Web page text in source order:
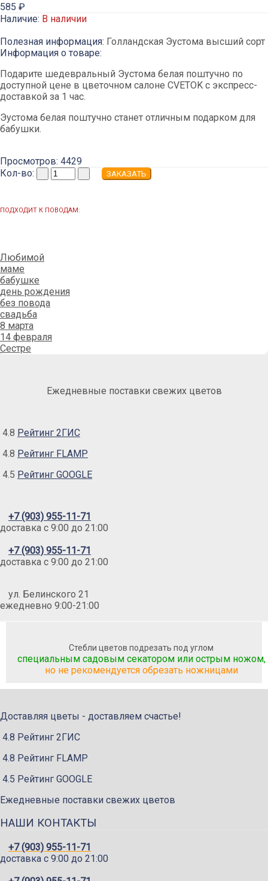
585 ₽
Наличие: В наличии
Полезная информация: Голландская Эустома высший сорт
Информация о товаре:
Подарите шедевральный Эустома белая поштучно по
доступной цене в цветочном салоне CVETOK с экспресс-
доставкой за 1 час.
Эустома белая поштучно станет отличным подарком для
бабушки.
Просмотров: 4429
Кол-во:
ПОДХОДИТ К ПОВОДАМ:
Любимой
маме
бабушке
день рождения
без повода
свадьба
8 марта
14 февраля
Сестре
Ежедневные поставки свежих цветов
4.8 Рейтинг 2ГИС
4.8 Рейтинг FLAMP
4.5 Рейтинг GOOGLE
+7 (903) 955-11-71
доставка c 9:00 до 21:00
+7 (903) 955-11-71
доставка c 9:00 до 21:00
ул. Белинского 21
ежедневно 9:00-21:00
Стебли цветов подрезать под углом
специальным садовым секатором или острым ножом,
но не рекомендуется обрезать ножницами
Доставляя цветы - доставляем счастье!
4.8 Рейтинг 2ГИС
4.8 Рейтинг FLAMP
4.5 Рейтинг GOOGLE
Ежедневные поставки свежих цветов
НАШИ КОНТАКТЫ
+7 (903) 955-11-71
доставка c 9:00 до 21:00